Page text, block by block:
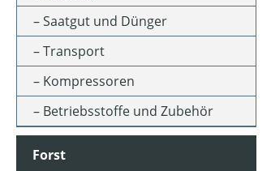
SCHALLLEISTUNGSPEGEL (IN DB(A))
SCHNITTHÖHE MIN-MAX (IN MM)
PREIS
Saatgut und Dünger
Transport
Kompressoren
Betriebsstoffe und Zubehör
Forst